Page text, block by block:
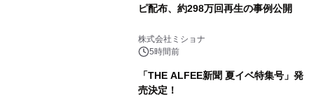
ピ配布、約298万回再生の事例公開
株式会社ミショナ
5時間前
「THE ALFEE新聞 夏イベ特集号」発
売決定！